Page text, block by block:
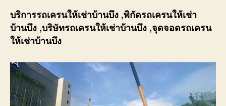
บริการรถเครนให้เช่าบ้านบึง ,พิกัดรถเครนให้เช่า
บ้านบึง ,บริษัทรถเครนให้เช่าบ้านบึง ,จุดจอดรถเครน
ให้เช่าบ้านบึง